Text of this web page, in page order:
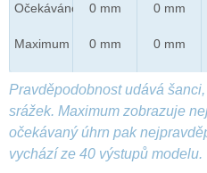
Očekáváno
Maximum
0 mm
0 mm
0 mm
0 mm
Pravděpodobnost udává
srážek. Maximum zobrazuje
očekávaný úhrn pak
vychází ze 40 výstupů modelu.